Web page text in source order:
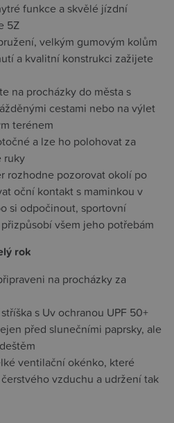
funkce a skvělé jízdní
5Z
velkým gumovým kolům
a kvalitní konstrukci zažijete
na procházky do města s
cestami nebo na výlet
terénem
a lze ho polohovat za
ruky
rozhodne pozorovat okolí po
oční kontakt s maminkou v
si odpočinout, sportovní
všem jeho potřebám
rok
na procházky za
s Uv ochranou UPF 50+
před slunečními paprsky, ale
ventilační okénko, které
vzduchu a udržení tak